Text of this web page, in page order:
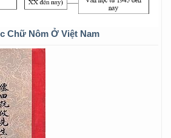
Chữ Nôm Ở Việt Nam